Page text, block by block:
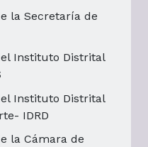
la Secretaría de
Instituto Distrital
Instituto Distrital
IDRD
la Cámara de